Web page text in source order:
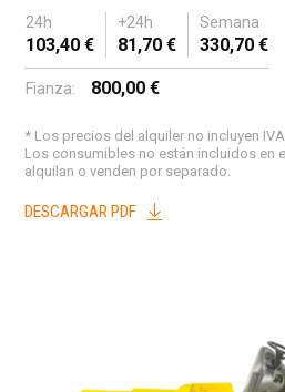
24h +24h Semana
103,40 € 81,70 € 330,70 €
Fianza: 800,00 €
* Los precios del alquiler no incluyen
Los consumibles no están incluidos en
alquilan o venden por separado.
DESCARGAR PDF